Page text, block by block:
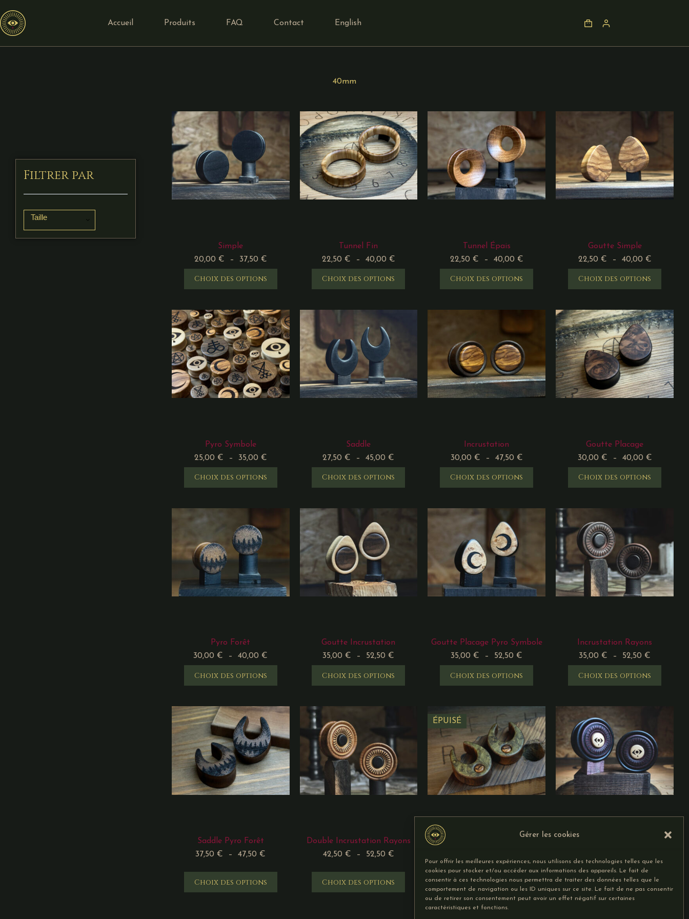
Gérer les cookies
Pour offrir les meilleures expériences, nous utilisons des technologies telles que les
cookies pour stocker et/ou accéder aux informations des appareils. Le fait de
consentir à ces technologies nous permettra de traiter des données telles que le
comportement de navigation ou les ID uniques sur ce site. Le fait de ne pas consentir
ou de retirer son consentement peut avoir un effet négatif sur certaines
caractéristiques et fonctions.
Accueil Produits FAQ Contact English
40mm
Filtrer par
Simple
20,00 € – 37,50 €
Choix des options
Tunnel Fin
22,50 € – 40,00 €
Choix des options
Tunnel Épais
22,50 € – 40,00 €
Choix des options
Goutte Simple
22,50 € – 40,00 €
Choix des options
Pyro Symbole
25,00 € – 35,00 €
Choix des options
Saddle
27,50€ – 45,00€
Choix des options
Incrustation
30,00 € – 47,50 €
Choix des options
Goutte Placage
30,00 € – 40,00 €
Choix des options
Pyro Forêt
30,00€ – 40,00€
Choix des options
Goutte Incrustation
35,00€ – 52,50€
Choix des options
Goutte Placage Pyro Symbole
35,00€ – 52,50€
Choix des options
Incrustation Rayons
35,00€ – 52,50€
Choix des options
Saddle Pyro Forêt
37,50€ – 47,50€
Choix des options
Double Incrustation Rayons
42,50 € – 52,50 €
Choix des options
ÉPUISÉ
Saddle Placage et Incrustation
Choix des options
Double Incrustation Rayons
49,00€ – 65,00€
Choix des options